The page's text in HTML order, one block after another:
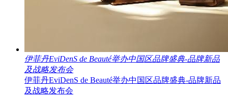
伊菲丹EviDenS de Beauté举办中国区品牌盛典-品牌新品
及战略发布会
伊菲丹EviDenS de Beauté举办中国区品牌盛典-品牌新品
及战略发布会